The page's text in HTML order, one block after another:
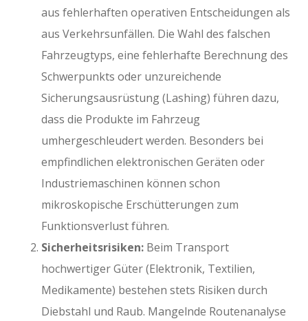
aus fehlerhaften operativen Entscheidungen als
aus Verkehrsunfällen. Die Wahl des falschen
Fahrzeugtyps, eine fehlerhafte Berechnung des
Schwerpunkts oder unzureichende
Sicherungsausrüstung (Lashing) führen dazu,
dass die Produkte im Fahrzeug
umhergeschleudert werden. Besonders bei
empfindlichen elektronischen Geräten oder
Industriemaschinen können schon
mikroskopische Erschütterungen zum
Funktionsverlust führen.
Sicherheitsrisiken: Beim Transport
hochwertiger Güter (Elektronik, Textilien,
Medikamente) bestehen stets Risiken durch
Diebstahl und Raub. Mangelnde Routenanalyse